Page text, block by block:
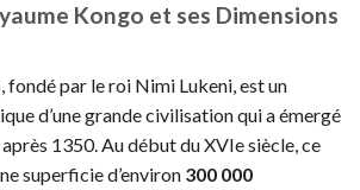
Kongo et ses Dimensions
fondé par le roi Nimi Lukeni, est un
d’une grande civilisation qui a émergé
1350. Au début du XVIe siècle, ce
superficie d’environ 300 000